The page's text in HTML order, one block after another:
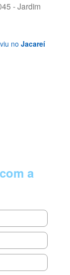
- Jardim
no Jacareí
a